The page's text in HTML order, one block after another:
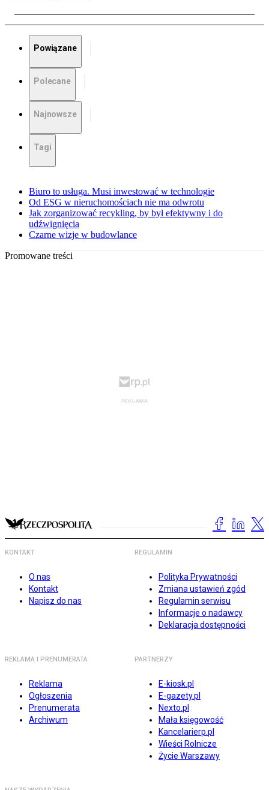
Powiązane
Polecane
Najnowsze
Tagi
Biuro to usługa. Musi inwestować w technologie
Od ESG w nieruchomościach nie ma odwrotu
Jak zorganizować recykling, by był efektywny i do
udźwignięcia
Czarne wizje w budowlance
Promowane treści
KONTAKT
O nas
Kontakt
Napisz do nas
REGULAMIN
Polityka Prywatności
Zmiana ustawień zgód
Regulamin serwisu
Informacje o nadawcy
Deklaracja dostępności
REKLAMA I PRENUMERATA
Reklama
Ogłoszenia
Prenumerata
Archiwum
PARTNERZY
E-kiosk.pl
E-gazety.pl
Nexto.pl
Mała księgowość
Kancelarierp.pl
Wieści Rolnicze
Życie Warszawy